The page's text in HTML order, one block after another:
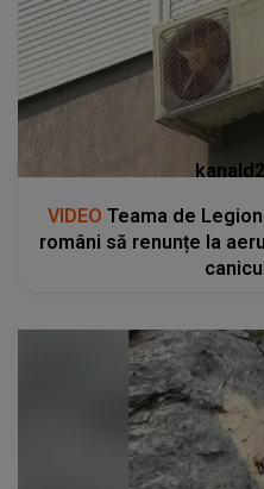
VIDEO Teama de
români să renunțe la